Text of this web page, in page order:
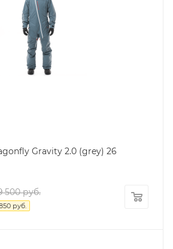
Gravity 2.0 (grey) 26
500руб.
руб.